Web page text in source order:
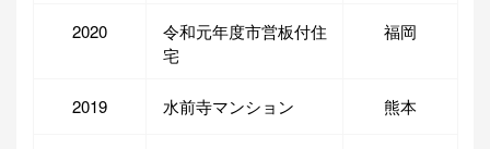
2020
令和元年度市営板付住
宅
福岡
2019 水前寺マンション 熊本